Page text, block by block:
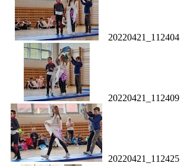
20220421_112404
20220421_112409
20220421_112425